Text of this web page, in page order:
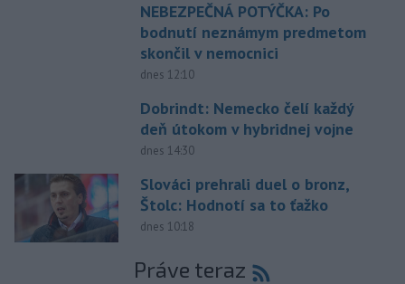
NEBEZPEČNÁ POTÝČKA: Po
bodnutí neznámym predmetom
skončil v nemocnici
dnes 12:10
Dobrindt: Nemecko čelí každý
deň útokom v hybridnej vojne
dnes 14:30
Slováci prehrali duel o bronz,
Štolc: Hodnotí sa to ťažko
dnes 10:18
Práve teraz